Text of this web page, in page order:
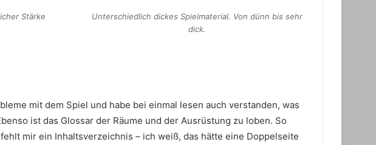
Stärke
Unterschiedlich dickes Spielmaterial. Von dünn bis sehr
dick.
mit dem Spiel und habe bei einmal lesen auch verstanden, was
ist das Glossar der Räume und der Ausrüstung zu loben. So
mir ein Inhaltsverzeichnis – ich weiß, das hätte eine Doppelseite